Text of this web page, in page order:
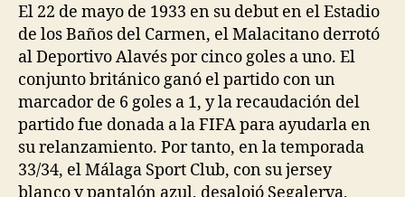
El 22 de mayo de 1933 en su debut en el Estadio
de los Baños del Carmen, el Malacitano derrotó
al Deportivo Alavés por cinco goles a uno. El
conjunto británico ganó el partido con un
marcador de 6 goles a 1, y la recaudación del
partido fue donada a la FIFA para ayudarla en
su relanzamiento. Por tanto, en la temporada
33/34, el Málaga Sport Club, con su jersey
blanco y pantalón azul, desalojó Segalerva,